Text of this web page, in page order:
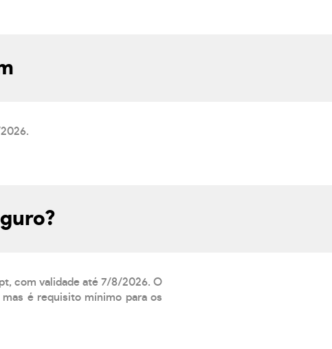
com validade até 7/8/2026. O
é requisito mínimo para os